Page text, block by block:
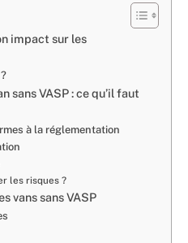
impact sur les
sans VASP : ce qu’il faut
à la réglementation
les risques ?
vans sans VASP